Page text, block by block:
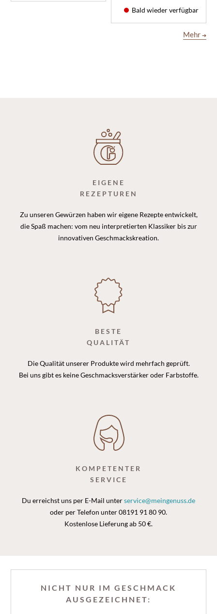
Bald wieder verfügbar
Mehr ➔
EIGENE
REZEPTUREN
Zu unseren Gewürzen haben wir eigene Rezepte entwickelt,
die Spaß machen: vom neu interpretierten Klassiker bis zur
innovativen Geschmackskreation.
BESTE
QUALITÄT
Die Qualität unserer Produkte wird mehrfach geprüft.
Bei uns gibt es keine Geschmacksverstärker oder Farbstoffe.
KOMPETENTER
SERVICE
Du erreichst uns per E-Mail unterservice@meingenuss.de
oder per Telefon unter 08191 91 80 90.
Kostenlose Lieferung ab 50 €.
NICHT NUR IM GESCHMACK
AUSGEZEICHNET: